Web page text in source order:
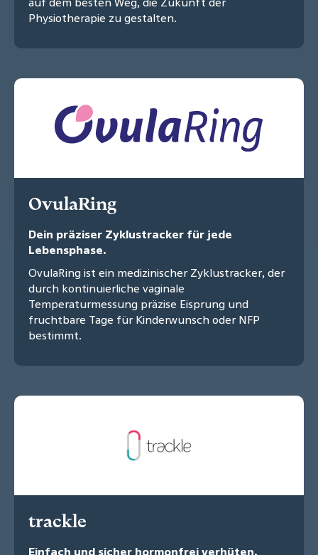
Physiotherapie zu gestalten.
OvulaRing
Dein präziser Zyklustracker für jede
Lebensphase.
OvulaRing ist ein medizinischer Zyklustracker, der
durch kontinuierliche vaginale
Temperaturmessung präzise Eisprung und
fruchtbare Tage für Kinderwunsch oder NFP
bestimmt.
trackle
Einfach und sicher hormonfrei verhüten.